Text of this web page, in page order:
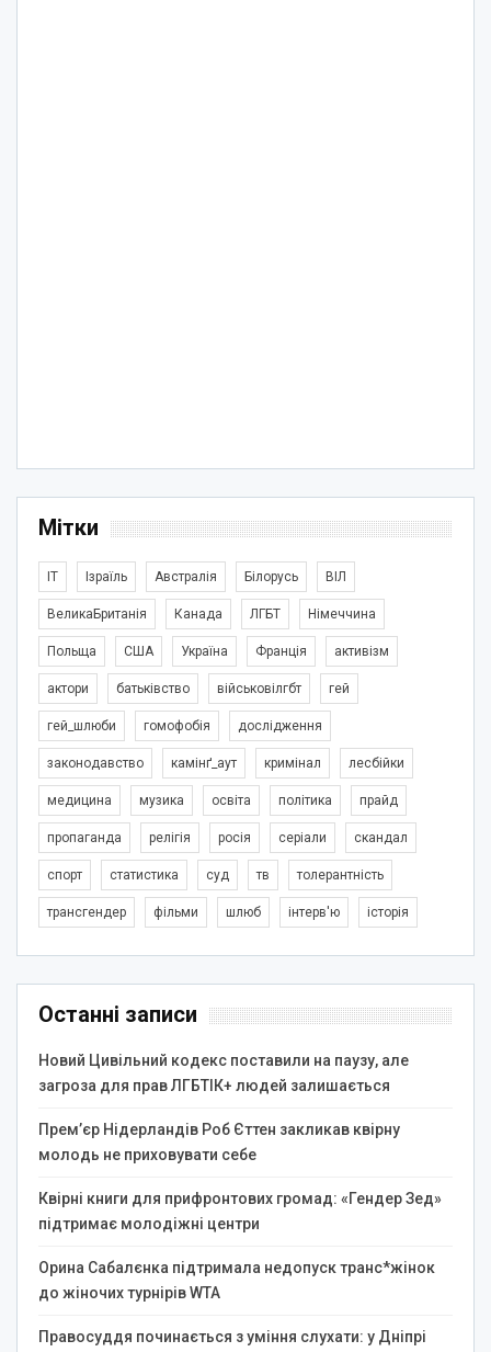
Мітки
IT Ізраїль Австралія Білорусь ВІЛ
ВеликаБританія Канада ЛГБТ Німеччина
Польща США Україна Франція активізм
актори батьківство військовілгбт гей
гей_шлюби гомофобія дослідження
законодавство камінґ_аут кримінал лесбійки
медицина музика освіта політика прайд
пропаганда релігія росія серіали скандал
спорт статистика суд тв толерантність
трансгендер фільми шлюб інтерв'ю історія
Останні записи
Новий Цивільний кодекс поставили на паузу, але
загроза для прав ЛГБТІК+ людей залишається
Прем’єр Нідерландів Роб Єттен закликав квірну
молодь не приховувати себе
Квірні книги для прифронтових громад: «Гендер Зед»
підтримає молодіжні центри
Орина Сабалєнка підтримала недопуск транс*жінок
до жіночих турнірів WTA
Правосуддя починається з уміння слухати: у Дніпрі